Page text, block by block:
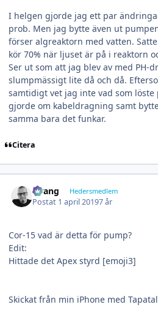
I helgen gjorde jag ett par
prob. Men jag bytte även ut
förser algreaktorn med vatten.
kör 70% när ljuset är på i reaktorn
Ser ut som att jag blev av med PH-
slumpmässigt lite då och då.
samtidigt vet jag inte vad som löste
gjorde om kabeldragning samt
samma bara det funkar.
Citera
wrang Hedersmedlem
Postat 1 april 20197 år
Cor-15 vad är detta för pump?
Edit:
Hittade det Apex styrd [emoji3]
Skickat från min iPhone med